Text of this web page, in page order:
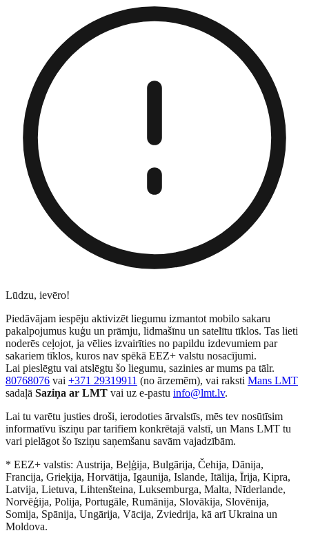
Lūdzu, ievēro!
Piedāvājam iespēju aktivizēt liegumu izmantot mobilo sakaru
pakalpojumus kuģu un prāmju, lidmašīnu un satelītu tīklos. Tas lieti
noderēs ceļojot, ja vēlies izvairīties no papildu izdevumiem par
sakariem tīklos, kuros nav spēkā EEZ+ valstu nosacījumi.
Lai pieslēgtu vai atslēgtu šo liegumu, sazinies ar mums pa tālr.
80768076 vai +371 29319911 (no ārzemēm), vai raksti Mans LMT
sadaļā Saziņa ar LMT vai uz e-pastu info@lmt.lv.
Lai tu varētu justies droši, ierodoties ārvalstīs, mēs tev nosūtīsim
informatīvu īsziņu par tarifiem konkrētajā valstī, un Mans LMT tu
vari pielāgot šo īsziņu saņemšanu savām vajadzībām.
* EEZ+ valstis: Austrija, Beļģija, Bulgārija, Čehija, Dānija,
Francija, Grieķija, Horvātija, Igaunija, Islande, Itālija, Īrija, Kipra,
Latvija, Lietuva, Lihtenšteina, Luksemburga, Malta, Nīderlande,
Norvēģija, Polija, Portugāle, Rumānija, Slovākija, Slovēnija,
Somija, Spānija, Ungārija, Vācija, Zviedrija, kā arī Ukraina un
Moldova.